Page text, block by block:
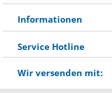
Informationen
Service Hotline
Wir versenden mit: